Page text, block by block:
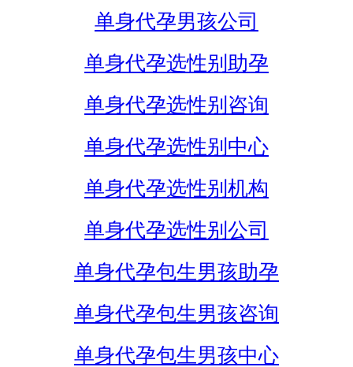
单身代孕男孩公司
单身代孕选性别助孕
单身代孕选性别咨询
单身代孕选性别中心
单身代孕选性别机构
单身代孕选性别公司
单身代孕包生男孩助孕
单身代孕包生男孩咨询
单身代孕包生男孩中心